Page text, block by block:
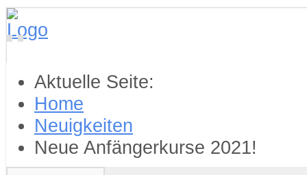
Aktuelle Seite:
Home
Neuigkeiten
Neue Anfängerkurse 2021!